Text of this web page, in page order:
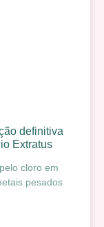
definitiva
Extratus
cloro em
pesados